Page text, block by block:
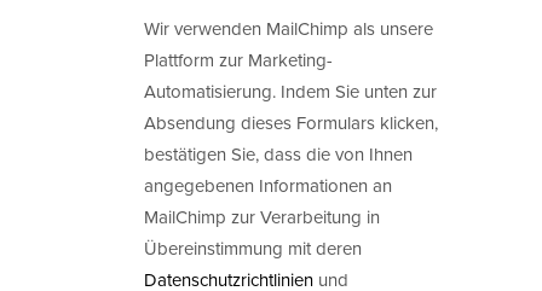
Wir verwenden MailChimp als unsere
Plattform zur Marketing-
Automatisierung. Indem Sie unten zur
Absendung dieses Formulars klicken,
bestätigen Sie, dass die von Ihnen
angegebenen Informationen an
MailChimp zur Verarbeitung in
Übereinstimmung mit deren
Datenschutzrichtlinien und